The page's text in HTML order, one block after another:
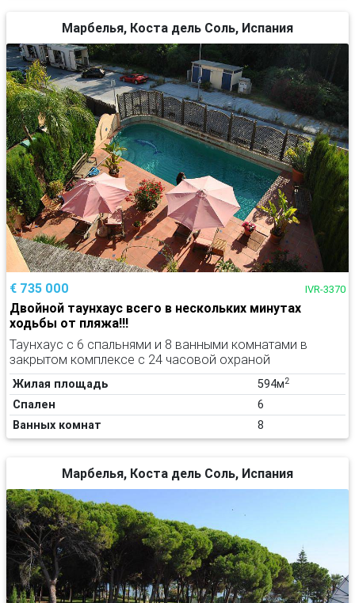
Марбелья, Коста дель Соль, Испания
€ 735 000 IVR-3370
Двойной таунхаус всего в нескольких минутах
ходьбы от пляжа!!!
Таунхаус с 6 спальнями и 8 ванными комнатами в
закрытом комплексе с 24 часовой охраной
Жилая площадь 594м2
Спален
6
Ванных комнат
8
Марбелья, Коста дель Соль, Испания